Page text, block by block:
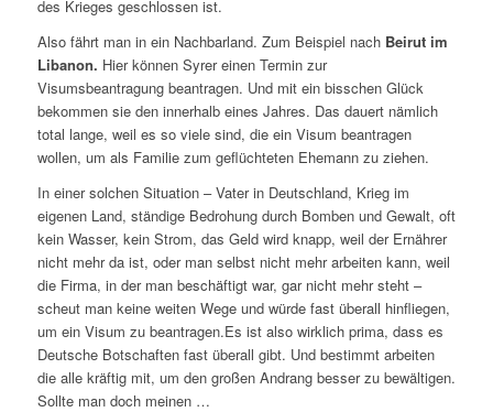
des Krieges geschlossen ist.
Also fährt man in ein Nachbarland. Zum Beispiel nach Beirut im
Libanon. Hier können Syrer einen Termin zur
Visumsbeantragung beantragen. Und mit ein bisschen Glück
bekommen sie den innerhalb eines Jahres. Das dauert nämlich
total lange, weil es so viele sind, die ein Visum beantragen
wollen, um als Familie zum geflüchteten Ehemann zu ziehen.
In einer solchen Situation – Vater in Deutschland, Krieg im
eigenen Land, ständige Bedrohung durch Bomben und Gewalt, oft
kein Wasser, kein Strom, das Geld wird knapp, weil der Ernährer
nicht mehr da ist, oder man selbst nicht mehr arbeiten kann, weil
die Firma, in der man beschäftigt war, gar nicht mehr steht –
scheut man keine weiten Wege und würde fast überall hinfliegen,
um ein Visum zu beantragen.Es ist also wirklich prima, dass es
Deutsche Botschaften fast überall gibt. Und bestimmt arbeiten
die alle kräftig mit, um den großen Andrang besser zu bewältigen.
Sollte man doch meinen …